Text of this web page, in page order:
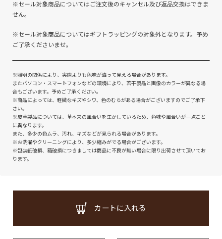
※セール対象商品についてはご注文後のキャンセル及び返品交換はできま
せん。
※セール対象商品についてはギフトラッピングの対象外となります。予め
ご了承くださいませ。
※照明の関係により、実際よりも色味が違って見える場合があります。
またパソコン・スマートフォンなどの環境により、若干製品と画像のカラーが異なる場
合もございます。予めご了承ください。
※商品によっては、軽微なキズやシワ、色のむらがある場合がございますのでご了承下
さい。
※皮革製品については、革本来の風合いを生かしているため、色味や風合いが一点ごと
に異なります。
また、多少の色ムラ、汚れ、キズなどが見られる場合があります。
※お洗濯やクリーニングにより、多少縮みがでる場合がございます。
※包装紙破損、箱破損につきましては商品に不良が無い場合に限り出荷させて頂いてお
ります。
カートに入れる